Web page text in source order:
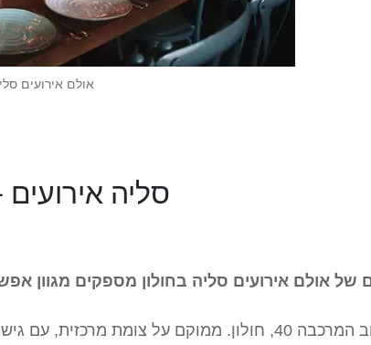
אולם אירועים סליה
סליה
של אולם אירועים סליה בחולון מספקים מגוון
על צומת מרכזית, עם גישה נוחה מתל אביב ומאשדוד